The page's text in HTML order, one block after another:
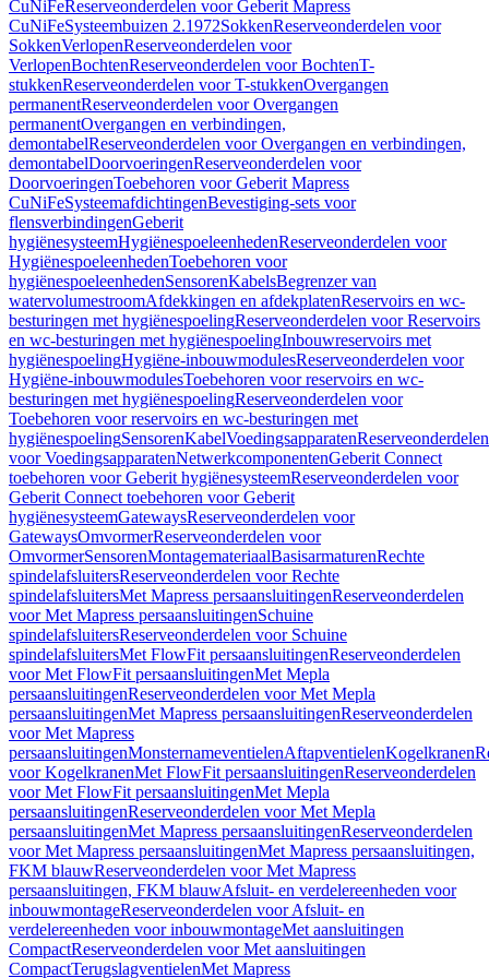
CuNiFeReserveonderdelen voor Geberit Mapress
CuNiFeSysteembuizen 2.1972SokkenReserveonderdelen voor
SokkenVerlopenReserveonderdelen voor
VerlopenBochtenReserveonderdelen voor BochtenT-
stukkenReserveonderdelen voor T-stukkenOvergangen
permanentReserveonderdelen voor Overgangen
permanentOvergangen en verbindingen,
demontabelReserveonderdelen voor Overgangen en verbindingen,
demontabelDoorvoeringenReserveonderdelen voor
DoorvoeringenToebehoren voor Geberit Mapress
CuNiFeSysteemafdichtingenBevestiging-sets voor
flensverbindingenGeberit
hygiënesysteemHygiënespoeleenhedenReserveonderdelen voor
HygiënespoeleenhedenToebehoren voor
hygiënespoeleenhedenSensorenKabelsBegrenzer van
watervolumestroomAfdekkingen en afdekplatenReservoirs en wc-
besturingen met hygiënespoelingReserveonderdelen voor Reservoirs
en wc-besturingen met hygiënespoelingInbouwreservoirs met
hygiënespoelingHygiëne-inbouwmodulesReserveonderdelen voor
Hygiëne-inbouwmodulesToebehoren voor reservoirs en wc-
besturingen met hygiënespoelingReserveonderdelen voor
Toebehoren voor reservoirs en wc-besturingen met
hygiënespoelingSensorenKabelVoedingsapparatenReserveonderdelen
voor VoedingsapparatenNetwerkcomponentenGeberit Connect
toebehoren voor Geberit hygiënesysteemReserveonderdelen voor
Geberit Connect toebehoren voor Geberit
hygiënesysteemGatewaysReserveonderdelen voor
GatewaysOmvormerReserveonderdelen voor
OmvormerSensorenMontagemateriaalBasisarmaturenRechte
spindelafsluitersReserveonderdelen voor Rechte
spindelafsluitersMet Mapress persaansluitingenReserveonderdelen
voor Met Mapress persaansluitingenSchuine
spindelafsluitersReserveonderdelen voor Schuine
spindelafsluitersMet FlowFit persaansluitingenReserveonderdelen
voor Met FlowFit persaansluitingenMet Mepla
persaansluitingenReserveonderdelen voor Met Mepla
persaansluitingenMet Mapress persaansluitingenReserveonderdelen
voor Met Mapress
persaansluitingenMonsternameventielenAftapventielenKogelkranen
voor KogelkranenMet FlowFit persaansluitingenReserveonderdelen
voor Met FlowFit persaansluitingenMet Mepla
persaansluitingenReserveonderdelen voor Met Mepla
persaansluitingenMet Mapress persaansluitingenReserveonderdelen
voor Met Mapress persaansluitingenMet Mapress persaansluitingen,
FKM blauwReserveonderdelen voor Met Mapress
persaansluitingen, FKM blauwAfsluit- en verdelereenheden voor
inbouwmontageReserveonderdelen voor Afsluit- en
verdelereenheden voor inbouwmontageMet aansluitingen
CompactReserveonderdelen voor Met aansluitingen
CompactTerugslagventielenMet Mapress